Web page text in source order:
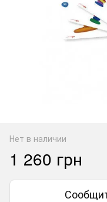
Нет в наличии
1 260 грн